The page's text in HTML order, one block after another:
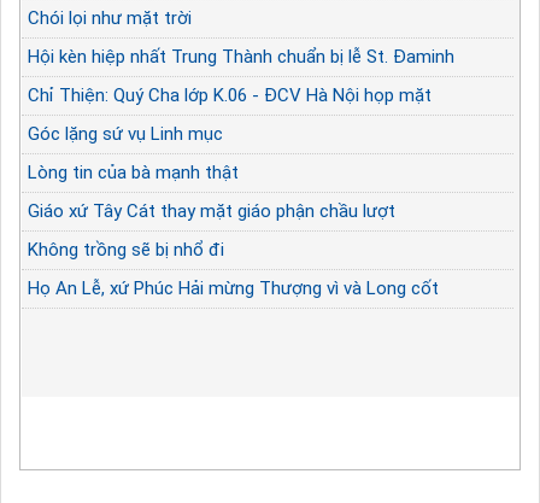
Chói lọi như mặt trời
Hội kèn hiệp nhất Trung Thành chuẩn bị lễ St. Đaminh
Chỉ Thiện: Quý Cha lớp K.06 - ĐCV Hà Nội họp mặt
Góc lặng sứ vụ Linh mục
Lòng tin của bà mạnh thật
Giáo xứ Tây Cát thay mặt giáo phận chầu lượt
Không trồng sẽ bị nhổ đi
Họ An Lễ, xứ Phúc Hải mừng Thượng vì và Long cốt